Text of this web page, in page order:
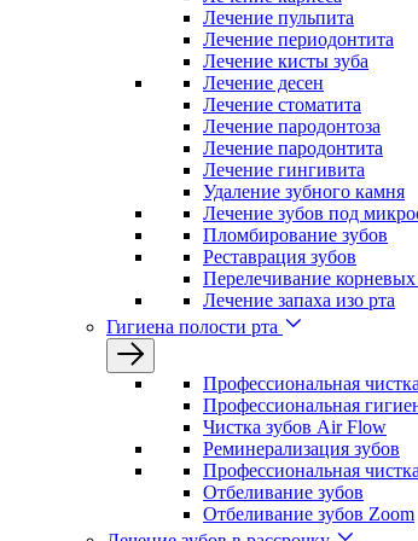
Лечение пульпита
Лечение периодонтита
Лечение кисты зуба
Лечение десен
Лечение стоматита
Лечение пародонтоза
Лечение пародонтита
Лечение гингивита
Удаление зубного камня
Лечение зубов под
Пломбирование зубов
Реставрация зубов
Перелечивание корневых
Лечение запаха изо рта
Гигиена полости рта
Профессиональная
Профессиональная
Чистка зубов Air Flow
Реминерализация зубов
Профессиональная
Отбеливание зубов
Отбеливание зубов Zoom